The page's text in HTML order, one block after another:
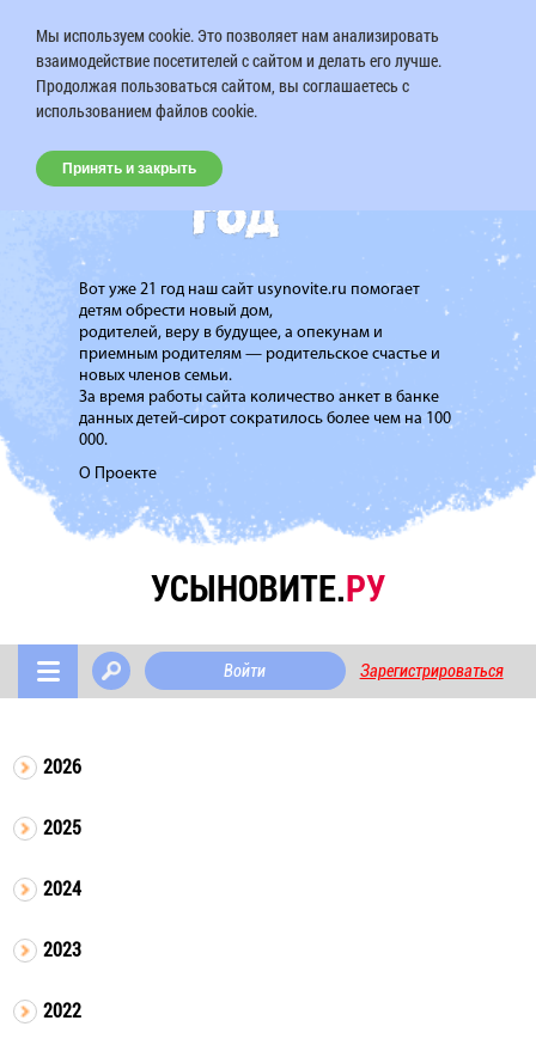
Вот уже 21 год наш сайт usynovite.ru помогает
детям обрести новый дом,
родителей, веру в будущее, а опекунам и
приемным родителям — родительское счастье и
новых членов семьи.
За время работы сайта количество анкет в банке
данных детей-сирот сократилось более чем на 100
000.
О Проекте
УСЫНОВИТЕ.РУ
Войти Зарегистрироваться
2026
2025
2024
2023
2022
Мы используем cookie. Это позволяет нам анализировать
взаимодействие посетителей с сайтом и делать его лучше.
Продолжая пользоваться сайтом, вы соглашаетесь с
использованием файлов cookie.
Принять и закрыть